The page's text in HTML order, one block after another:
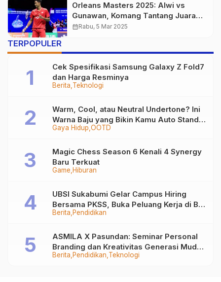
Orleans Masters 2025: Alwi vs
Gunawan, Komang Tantang Juara
Asia
calendar_monthRabu, 5 Mar 2025
TERPOPULER
Berita Teknologi
Cek Spesifikasi Samsung Galaxy Z Fold7
dan Harga Resminya
Gaya Hidup OOTD
Warm, Cool, atau Neutral Undertone? Ini
Warna Baju yang Bikin Kamu Auto Stand
Out
Game Hiburan
Magic Chess Season 6 Kenali 4 Synergy
Baru Terkuat
Berita Pendidikan
UBSI Sukabumi Gelar Campus Hiring
Bersama PKSS, Buka Peluang Kerja di BRI
Group
Berita Pendidikan Teknologi
ASMILA X Pasundan: Seminar Personal
Branding dan Kreativitas Generasi Muda
Bersama SDKF